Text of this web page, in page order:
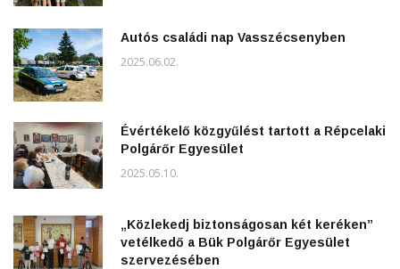
Autós családi nap Vasszécsenyben
2025.06.02.
Évértékelő közgyűlést tartott a Répcelaki
Polgárőr Egyesület
2025.05.10.
„Közlekedj biztonságosan két keréken”
vetélkedő a Bük Polgárőr Egyesület
szervezésében